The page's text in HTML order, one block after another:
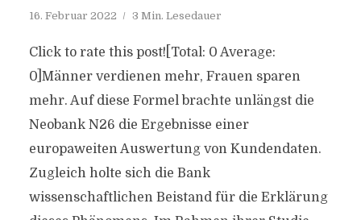
16. Februar 2022 3 Min. Lesedauer
Click to rate this post![Total: 0 Average:
0]Männer verdienen mehr, Frauen sparen
mehr. Auf diese Formel brachte unlängst die
Neobank N26 die Ergebnisse einer
europaweiten Auswertung von Kundendaten.
Zugleich holte sich die Bank
wissenschaftlichen Beistand für die Erklärung